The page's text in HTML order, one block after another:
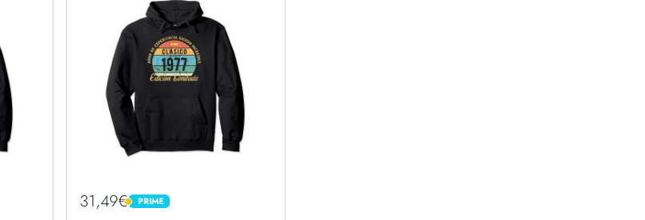
31,49€ PRIME
PRIME